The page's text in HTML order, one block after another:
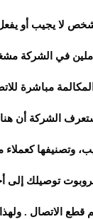
لا يجيب أو يفعل
في الشركة
مباشرة
الشركة أن
توصيلك إلى
الاتصال .